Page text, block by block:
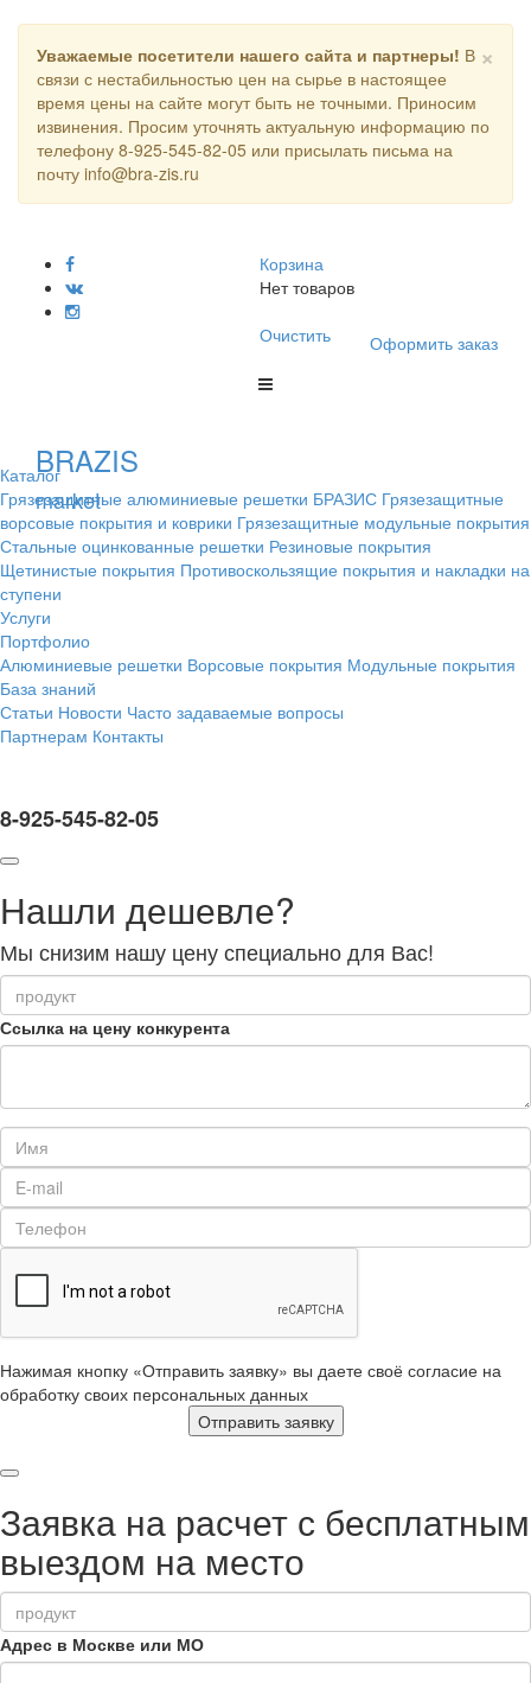
×
Уважаемые посетители нашего сайта и партнеры! В
связи с нестабильностью цен на сырье в настоящее
время цены на сайте могут быть не точными. Приносим
извинения. Просим уточнять актуальную информацию по
телефону 8-925-545-82-05 или присылать письма на
почту info@bra-zis.ru
Корзина
Нет товаров
Очистить
Оформить заказ
BRAZIS
market
Каталог
Грязезащитные алюминиевые решетки БРАЗИС Грязезащитные
ворсовые покрытия и коврики Грязезащитные модульные покрытия
Стальные оцинкованные решетки Резиновые покрытия
Щетинистые покрытия Противоскользящие покрытия и накладки на
ступени
Услуги
Портфолио
Алюминиевые решетки Ворсовые покрытия Модульные покрытия
База знаний
Статьи Новости Часто задаваемые вопросы
Партнерам Контакты
8-925-545-82-05
Нашли дешевле?
Мы снизим нашу цену специально для Вас!
Ссылка на цену конкурента
Нажимая кнопку «Отправить заявку» вы даете своё согласие на
обработку своих персональных данных
Отправить заявку
Заявка на расчет с бесплатным
выездом на место
Адрес в Москве или МО